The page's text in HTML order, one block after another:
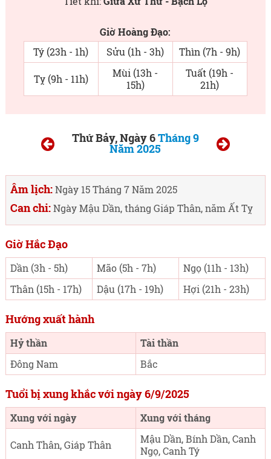
Giờ Hoàng Đạo:
Tý (23h - 1h)
Sửu (1h - 3h) Thìn (7h - 9h)
Tỵ (9h - 11h)
Mùi (13h -
15h)
Tuất (19h -
21h)
Thứ Bảy, Ngày 6Tháng 9
Năm 2025
Âm lịch:Ngày 15 Tháng 7 Năm 2025
Can chi:Ngày Mậu Dần, tháng Giáp Thân, năm Ất Tỵ
Giờ Hắc Đạo
Dần (3h - 5h) Mão (5h - 7h)
Ngọ (11h - 13h)
Thân (15h - 17h)
Dậu (17h - 19h) Hợi (21h - 23h)
Hướng xuất hành
Hỷ thần
Tài thần
Đông Nam
Bắc
Tuổi bị xung khắc với ngày 6/9/2025
Xung với ngày Xung với tháng
Canh Thân, Giáp Thân
Mậu Dần, Bính Dần, Canh
Ngọ, Canh Tý